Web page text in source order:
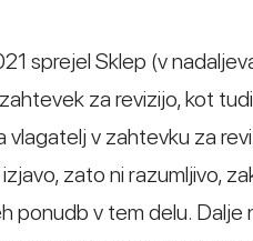
sprejel Sklep (v
za revizijo, kot
v zahtevku za
zato ni razumljivo,
ponudb v tem delu.